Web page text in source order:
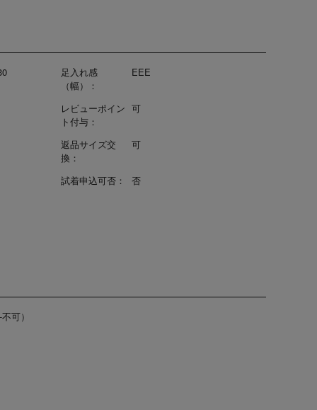
足入れ感
（幅）：
EEE
レビューポイン
ト付与：
可
返品サイズ交
換：
可
試着申込可否： 否
可）